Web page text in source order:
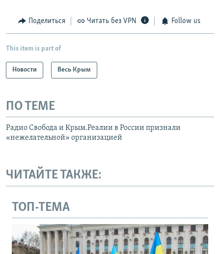
Поделиться Читать без VPN Follow us
This item is part of
Новости Весь Крым
ПО ТЕМЕ
Радио Свобода и Крым.Реалии в России признали
«нежелательной» организацией
ЧИТАЙТЕ ТАКЖЕ:
ТОП-ТЕМА